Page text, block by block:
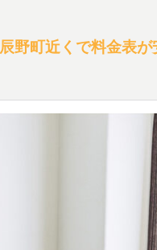
野町近くで料金表